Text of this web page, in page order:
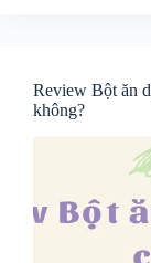
Review Bột ăn
không?